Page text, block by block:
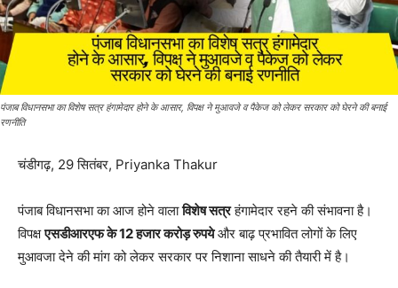
पंजाब विधानसभा का विशेष सत्र हंगामेदार होने के आसार, विपक्ष ने मुआवजे व पैकेज को लेकर सरकार को घेरने की बनाई
रणनीति
चंडीगढ़, 29 सितंबर, Priyanka Thakur
पंजाब विधानसभा का आज होने वालाविशेष सत्रहंगामेदार रहने की संभावना है।
विपक्षएसडीआरएफ के 12 हजार करोड़ रुपयेऔर बाढ़ प्रभावित लोगों के लिए
मुआवजा देने की मांग को लेकर सरकार पर निशाना साधने की तैयारी में है।